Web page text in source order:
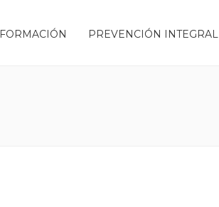
FORMACIÓN PREVENCIÓN INTEGRAL